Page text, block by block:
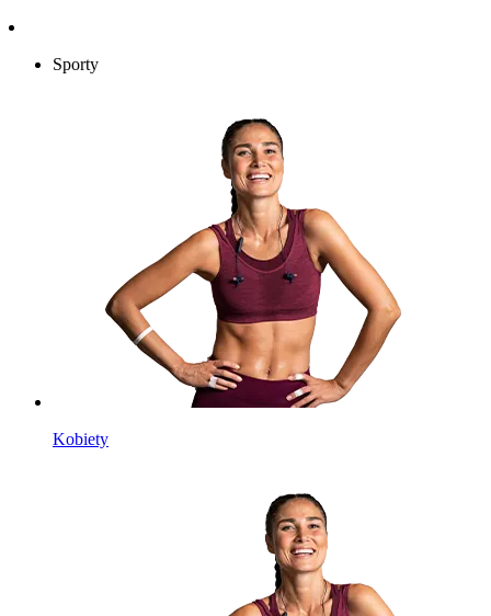
Sporty
Kobiety